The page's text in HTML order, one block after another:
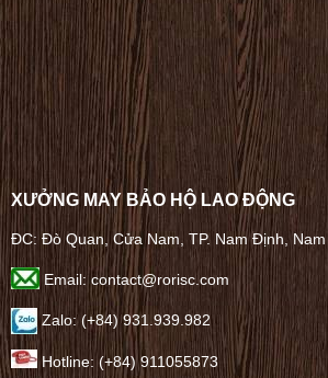
XƯỞNG MAY BẢO HỘ LAO ĐỘNG
ĐC: Đò Quan, Cửa Nam, TP. Nam Định,
Email: contact@rorisc.com
Zalo: (+84) 931.939.982
Hotline: (+84) 911055873